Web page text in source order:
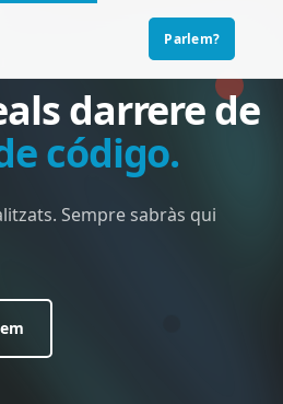
Main navigation
Parlem?
darrere de
código.
Sempre sabràs qui